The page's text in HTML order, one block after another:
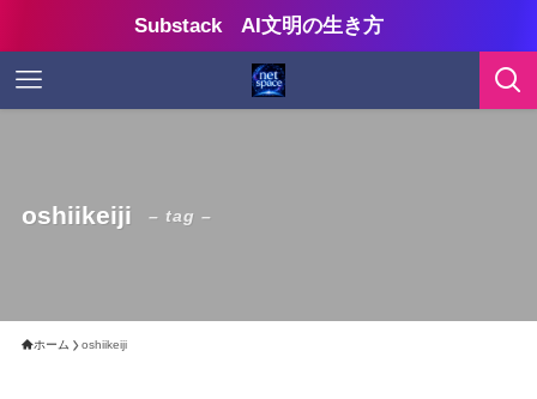
Substack AI文明の生き方
oshiikeiji – tag –
ホーム oshiikeiji